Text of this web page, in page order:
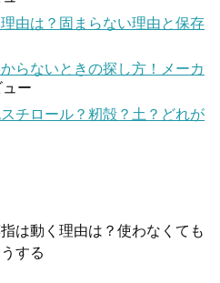
由は？固まらない理由と保存
らないときの探し方！メーカ
ー
チロール？籾殻？土？どれが
は動く理由は？使わなくても
する